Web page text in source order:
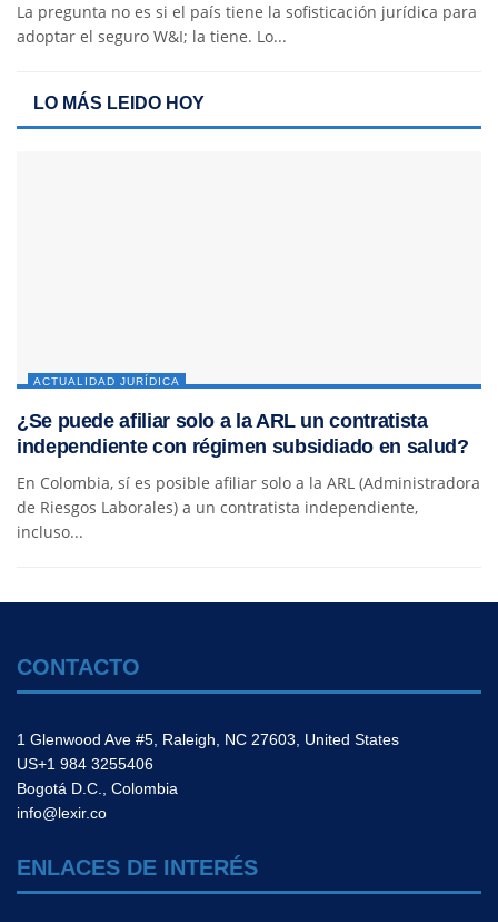
La pregunta no es si el país tiene la sofisticación jurídica para
adoptar el seguro W&I; la tiene. Lo...
LO MÁS LEIDO HOY
ACTUALIDAD JURÍDICA
¿Se puede afiliar solo a la ARL un contratista
independiente con régimen subsidiado en salud?
En Colombia, sí es posible afiliar solo a la ARL (Administradora
de Riesgos Laborales) a un contratista independiente,
incluso...
CONTACTO
1 Glenwood Ave #5, Raleigh, NC 27603, United States
US+1 984 3255406
Bogotá D.C., Colombia
info@lexir.co
ENLACES DE INTERÉS